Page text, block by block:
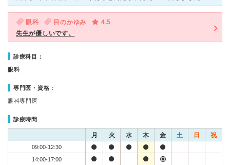
眼科 目のかゆみ
4.5
先生が優しいです。
診療科目：
眼科
専門医・資格：
眼科専門医
診療時間
月 火 水 木 金 土 日 祝
09:00-12:30
14:00-17:00